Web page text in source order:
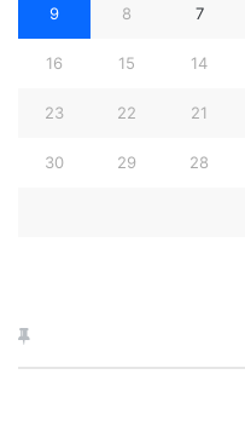
7
8
9
14
15
16
21
22
23
28
29
30